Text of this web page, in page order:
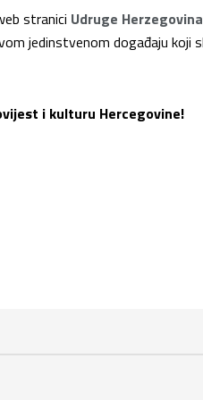
stranici Udruge
jedinstvenom događaju koji
i kulturu Hercegovine!